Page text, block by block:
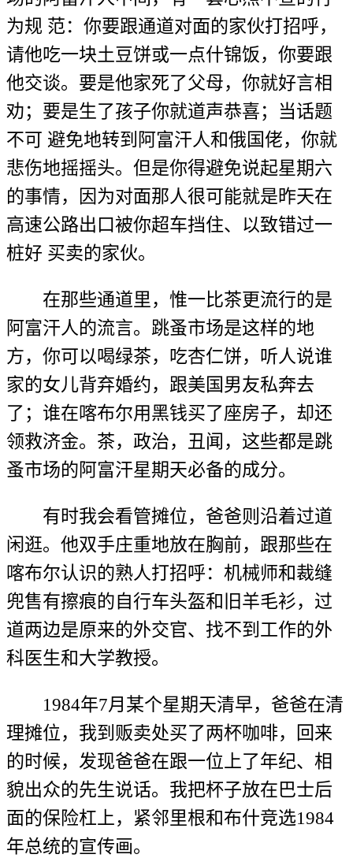
为规 范：你要跟通道对面的家伙打招呼，
请他吃一块土豆饼或一点什锦饭，你要跟
他交谈。要是他家死了父母，你就好言相
劝；要是生了孩子你就道声恭喜；当话题
不可 避免地转到阿富汗人和俄国佬，你就
悲伤地摇摇头。但是你得避免说起星期六
的事情，因为对面那人很可能就是昨天在
高速公路出口被你超车挡住、以致错过一
桩好 买卖的家伙。
在那些通道里，惟一比茶更流行的是
阿富汗人的流言。跳蚤市场是这样的地
方，你可以喝绿茶，吃杏仁饼，听人说谁
家的女儿背弃婚约，跟美国男友私奔去
了；谁在喀布尔用黑钱买了座房子，却还
领救济金。茶，政治，丑闻，这些都是跳
蚤市场的阿富汗星期天必备的成分。
有时我会看管摊位，爸爸则沿着过道
闲逛。他双手庄重地放在胸前，跟那些在
喀布尔认识的熟人打招呼：机械师和裁缝
兜售有擦痕的自行车头盔和旧羊毛衫，过
道两边是原来的外交官、找不到工作的外
科医生和大学教授。
1984年7月某个星期天清早，爸爸在清
理摊位，我到贩卖处买了两杯咖啡，回来
的时候，发现爸爸在跟一位上了年纪、相
貌出众的先生说话。我把杯子放在巴士后
面的保险杠上，紧邻里根和布什竞选1984
年总统的宣传画。